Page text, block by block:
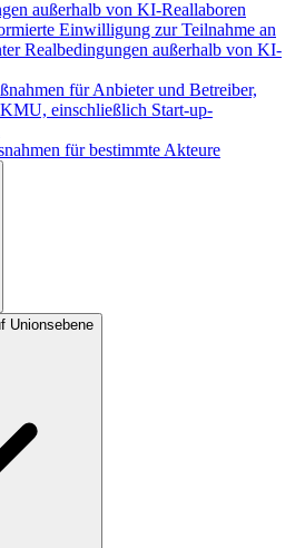
außerhalb von KI-Reallaboren
Einwilligung zur Teilnahme an
Realbedingungen außerhalb von KI-
für Anbieter und Betreiber,
KMU, einschließlich Start-up-
für bestimmte Akteure
Unionsebene